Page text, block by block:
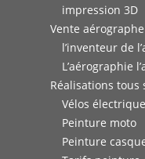
impression 3D
Vente aérographe
l’inventeur de
L’aérographie
Réalisations tous
Vélos
Peinture moto
Peinture